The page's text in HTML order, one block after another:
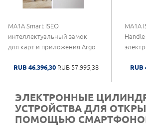
MA1A Smart ISEO
интеллектуальный замок
для карт и приложения Argo
RUB 46.396,30 RUB 57.995,38
MA1A
RUB
ЭЛЕКТРОННЫЕ
УСТРОЙСТВА ДЛЯ
ПОМОЩЬЮ